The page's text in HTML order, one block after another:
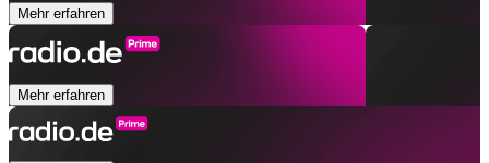
Mehr erfahren
Mehr erfahren